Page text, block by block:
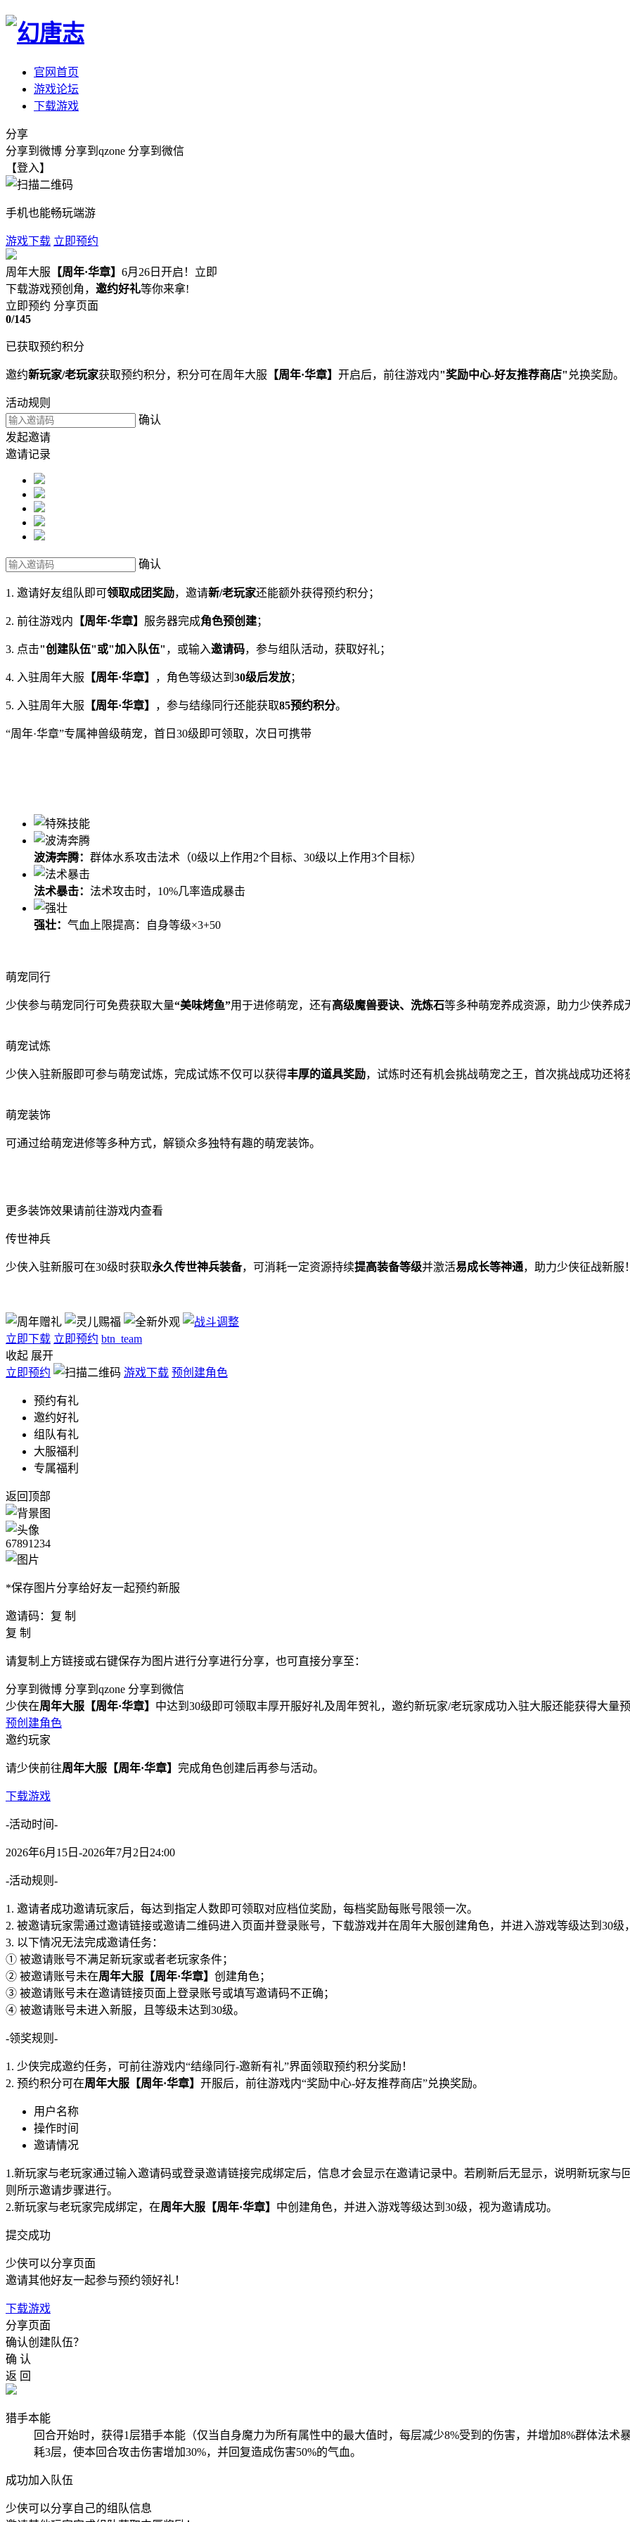
官网首页
游戏论坛
下载游戏
分享
分享到微博 分享到qzone 分享到微信
【登入】
手机也能畅玩端游
游戏下载 立即预约
周年大服 【周年·华章】 6月26日开启！立即
下载游戏预创角， 邀约好礼等你来拿!
立即预约 分享页面
0/145
已获取预约积分
邀约新玩家/老玩家获取预约积分，积分可在周年大服 【周年·华章】 开启后，前往游戏内"奖励中心-好友推荐商店" 兑换奖励。
活动规则
确认
发起邀请
邀请记录
确认
1. 邀请好友组队即可领取成团奖励，邀请新/老玩家还能额外获得预约积分；
2. 前往游戏内 【周年·华章】 服务器完成角色预创建；
3. 点击"创建队伍"或"加入队伍" ，或输入邀请码，参与组队活动，获取好礼；
4. 入驻周年大服 【周年·华章】 ，角色等级达到 30级后发放；
5. 入驻周年大服 【周年·华章】 ，参与结缘同行还能获取85预约积分。
“周年·华章”专属神兽级萌宠，首日30级即可领取，次日可携带
波涛奔腾： 群体水系攻击法术（0级以上作用2个目标、30级以上作用3个目标）
法术暴击： 法术攻击时，10%几率造成暴击
强壮： 气血上限提高：自身等级×3+50
萌宠同行
少侠参与萌宠同行可免费获取大量“美味烤鱼”用于进修萌宠，还有高级魔兽要诀、洗炼石等多种萌宠养成资源，助力少侠养成
萌宠试炼
少侠入驻新服即可参与萌宠试炼，完成试炼不仅可以获得丰厚的道具奖励，试炼时还有机会挑战萌宠之王，首次挑战成功还将
萌宠装饰
可通过给萌宠进修等多种方式，解锁众多独特有趣的萌宠装饰。
更多装饰效果请前往游戏内查看
传世神兵
少侠入驻新服可在30级时获取永久传世神兵装备，可消耗一定资源持续提高装备等级并激活易成长等神通，助力少侠征战新服！
立即下载 立即预约 btn_team
收起 展开
立即预约
游戏下载 预创建角色
预约有礼
邀约好礼
组队有礼
大服福利
专属福利
返回顶部
67891234
*保存图片分享给好友一起预约新服
邀请码： 复 制
复 制
请复制 上方链接或右键保存为图片进行分享进行分享，也可直接分享至：
分享到微博 分享到qzone 分享到微信
少侠在周年大服【周年·华章】 中达到30级即可领取丰厚开服好礼及周年贺礼，邀约新玩家/老玩家成功入驻大服还能获得大量预
预创建角色
邀约玩家
请少侠前往周年大服【周年·华章】 完成角色创建后再参与活动。
下载游戏
-活动时间-
2026年6月15日-2026年7月2日24:00
-活动规则-
1. 邀请者成功邀请玩家后，每达到指定人数即可领取对应档位奖励，每档奖励每账号限领一次。
2. 被邀请玩家需通过邀请链接或邀请二维码进入页面并登录账号，下载游戏并在周年大服创建角色，并进入游戏等级达到30级
3. 以下情况无法完成邀请任务：
① 被邀请账号不满足新玩家或者老玩家条件；
② 被邀请账号未在周年大服【周年·华章】 创建角色；
③ 被邀请账号未在邀请链接页面上登录账号或填写邀请码不正确；
④ 被邀请账号未进入新服，且等级未达到30级。
-领奖规则-
1. 少侠完成邀约任务，可前往游戏内“结缘同行-邀新有礼”界面领取预约积分奖励！
2. 预约积分可在周年大服【周年·华章】 开服后，前往游戏内“奖励中心-好友推荐商店”兑换奖励。
用户名称
操作时间
邀请情况
1.新玩家与老玩家通过输入邀请码或登录邀请链接完成绑定后，信息才会显示在邀请记录中。若刷新后无显示，说明新玩家
则所示邀请步骤进行。
2.新玩家与老玩家完成绑定，在周年大服【周年·华章】 中创建角色，并进入游戏等级达到30级，视为邀请成功。
提交成功
少侠可以分享页面
邀请其他好友一起参与预约领好礼！
下载游戏
分享页面
确认创建队伍？
确 认
返 回
猎手本能
回合开始时，获得1层猎手本能（仅当自身魔力为所有属性中的最大值时，每层减少8%受到的伤害，并增加8%群体法
耗3层，使本回合攻击伤害增加30%，并回复造成伤害50%的气血。
成功加入队伍
少侠可以分享自己的组队信息